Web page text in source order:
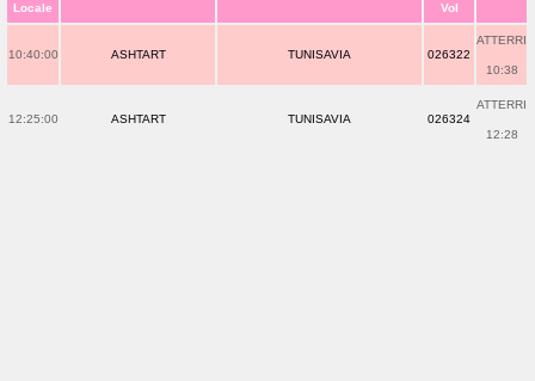
Locale Vol
10:40:00 ASHTART TUNISAVIA 026322
ATTERRI
10:38
12:25:00 ASHTART TUNISAVIA 026324
ATTERRI
12:28